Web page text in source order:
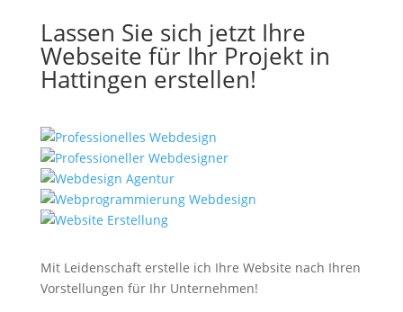
Lassen Sie sich jetzt Ihre
Webseite für Ihr Projekt in
Hattingen erstellen!
Mit Leidenschaft erstelle ich Ihre Website nach Ihren
Vorstellungen für Ihr Unternehmen!